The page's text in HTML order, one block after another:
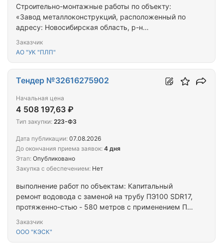
Строительно-монтажные работы по объекту:
«Завод металлоконструкций, расположенный по
адресу: Новосибирская область, р-н
кадастровым номером 54:19:034102:984.
Заказчик
АО "УК "ПЛП"
выполнение работ по объектам: Капитальный
ремонт водовода с заменой на трубу ПЭ100 SDR17,
протяженно-стью - 580 метров с применением ПЭ
Крайняя до ул.Полевая г. Краснодар, пос.
Заказчик
ООО "КЭСК"
Тендер №32616275902
Начальная цена
4 508 197,63 ₽
Тип закупки: 223-ФЗ
Дата публикации: 07.08.2026
До окончания приема заявок: 4 дня
Этап: Опубликовано
Закупка с обеспечением: Нет